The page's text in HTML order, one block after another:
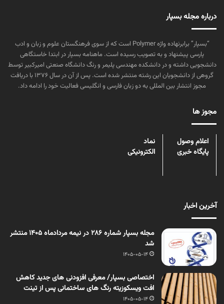
درباره مجله بسپار
“بسپار” برابرنهاده واژه Polymer است که از سوی فرهنگستان علوم و زبان و ادب
پارسی پیشنهاد و به تصویب رسیده است. ماهنامه بسپار در ابتدا خاستگاهی
دانشجویی داشته و در دانشکده مهندسی پلیمر و رنگ دانشگاه صنعتی امیرکبیر توسط
گروهی از دانشجویان این رشته منتشر شده است. پس از آن در سال ۱۳۷۶ با دریافت
مجوز انتشار بین المللی به دو زبان فارسی و انگلیسی فعالیت خود را ادامه داد.
مجوز ها
اعلام وصول
پایگاه خبری
نماد
الکترونیکی
آخرین اخبار
مجله بسپار شماره 286 در نیمه مردادماه 1405 منتشر
شد
1405-05-14
اختصاصی بسپار/ معرفی افزودنی های جدید کاهش
افت ویسکوزیته رنگ های ساختمانی پس از تینت
1405-05-14